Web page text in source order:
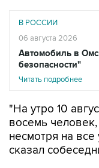
В РОССИИ
06 августа 2026
Автомобиль в
безопасности"
Читать подробнее
"На утро 10
восемь
несмотря на все
сказал